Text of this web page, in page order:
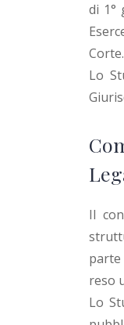
di 1°
Corte.
Lo
Il
parte
reso
Lo